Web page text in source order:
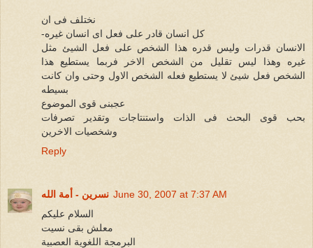
نختلف فى ان
-كل انسان قادر على فعل اى انسان غيره
الانسان قدرات وليس قدره هذا الشخص على فعل الشيئ مثل
غيره وهذا ليس تقليل من الشخص الاخر فربما يستطيع هذا
الشخص فعل شيئ لا يستطيع فعله الشخص الاول وحتى وان كانت
بسيطه
عجبنى قوى الموضوع
بحب قوى البحث فى الذات واستنتاجات وتقدير تصرفات
وشخصيات الاخرين
Reply
نسرين - أمة الله June 30, 2007 at 7:37 AM
السلام عليكم
معلش بقى نسيت
البرمجة اللغوية العصبية